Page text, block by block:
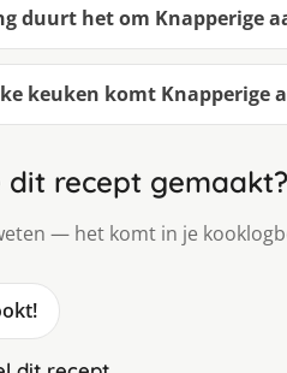
duurt het om Knapperige
keuken komt Knapperige
dit recept gemaakt?
— het komt in je